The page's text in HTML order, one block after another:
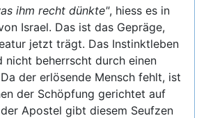
ihm recht dünkte", hiess es in
Israel. Das ist das Gepräge,
jetzt trägt. Das Instinktleben
nicht beherrscht durch einen
der erlösende Mensch fehlt, ist
der Schöpfung gerichtet auf
Apostel gibt diesem Seufzen